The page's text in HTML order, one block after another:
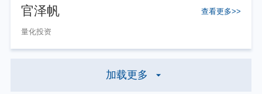
官泽帆 查看更多>>
量化投资
加载更多